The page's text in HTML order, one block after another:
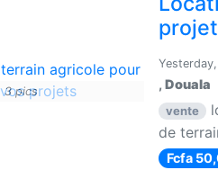
3 pics ,Douala
vente
de
Fcfa